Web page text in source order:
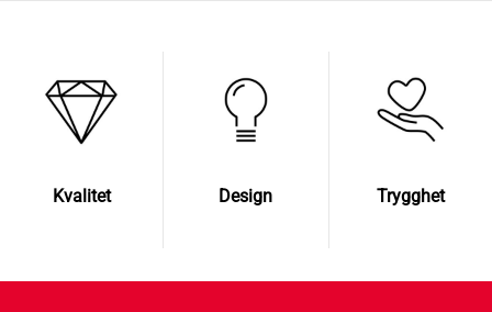
Kvalitet Design Trygghet